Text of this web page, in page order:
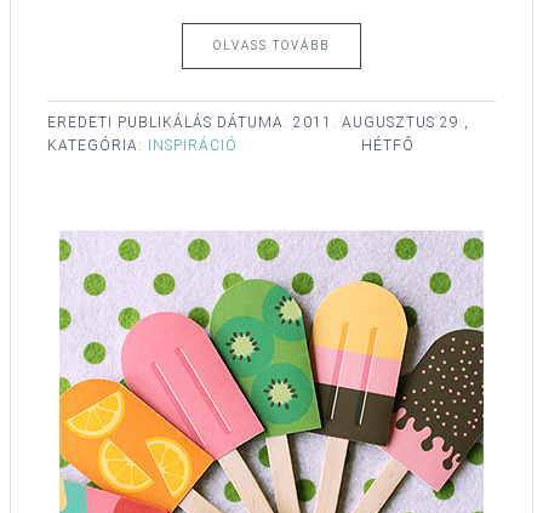
OLVASS TOVÁBB
EREDETI PUBLIKÁLÁS DÁTUMA: 2011. AUGUSZTUS 29.,
HÉTFŐ
KATEGÓRIA: INSPIRÁCIÓ